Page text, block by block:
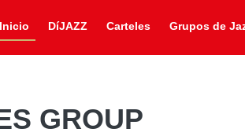
Inicio DíJAZZ Carteles Grupos de
GROUP